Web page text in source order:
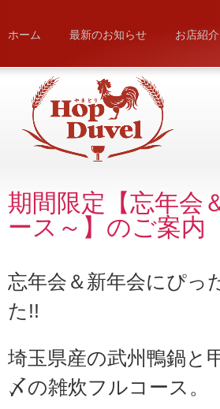
ホーム 最新のお知らせ お店紹介
期間限定【忘年会
ース～】のご案内
忘年会＆新年会にぴっ
た!!
埼玉県産の武州鴨鍋と
〆の雑炊フルコース。